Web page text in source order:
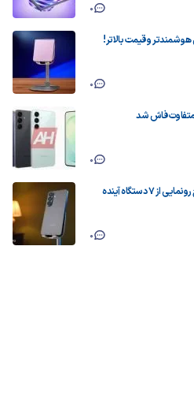
0
0
0
از گلکسی S26 FE تا گلکسی تب S12؛ تاریخ رونمایی از ۷ دستگاه آینده
0